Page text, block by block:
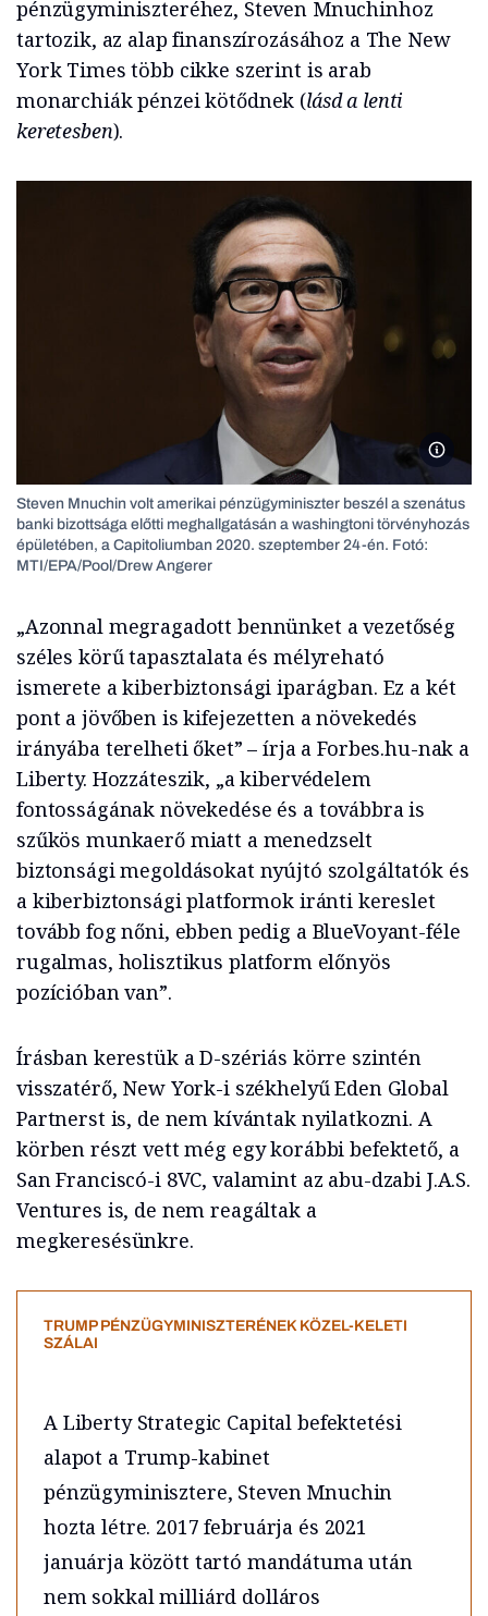
pénzügyminiszteréhez, Steven Mnuchinhoz
tartozik, az alap finanszírozásához a The New
York Times több cikke szerint is arab
monarchiák pénzei kötődnek (lásd a lenti
keretesben).
Steven Mnuchin volt amerikai pénzügyminiszter beszél a szenátus
banki bizottsága előtti meghallgatásán a washingtoni törvényhozás
épületében, a Capitoliumban 2020. szeptember 24-én. Fotó:
MTI/EPA/Pool/Drew Angerer
„Azonnal megragadott bennünket a vezetőség
széles körű tapasztalata és mélyreható
ismerete a kiberbiztonsági iparágban. Ez a két
pont a jövőben is kifejezetten a növekedés
irányába terelheti őket” – írja a Forbes.hu-nak a
Liberty. Hozzáteszik, „a kibervédelem
fontosságának növekedése és a továbbra is
szűkös munkaerő miatt a menedzselt
biztonsági megoldásokat nyújtó szolgáltatók és
a kiberbiztonsági platformok iránti kereslet
tovább fog nőni, ebben pedig a BlueVoyant-féle
rugalmas, holisztikus platform előnyös
pozícióban van”.
Írásban kerestük a D-szériás körre szintén
visszatérő, New York-i székhelyű Eden Global
Partnerst is, de nem kívántak nyilatkozni. A
körben részt vett még egy korábbi befektető, a
San Franciscó-i 8VC, valamint az abu-dzabi J.A.S.
Ventures is, de nem reagáltak a
megkeresésünkre.
TRUMP PÉNZÜGYMINISZTERÉNEK KÖZEL-KELETI
SZÁLAI
A Liberty Strategic Capital befektetési
alapot a Trump-kabinet
pénzügyminisztere, Steven Mnuchin
hozta létre. 2017 februárja és 2021
januárja között tartó mandátuma után
nem sokkal milliárd dolláros